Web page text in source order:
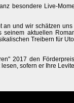
besondere Live-
und wir schätzen
seinem aktuellen
Treibern für
2017 den
sofern er Ihre